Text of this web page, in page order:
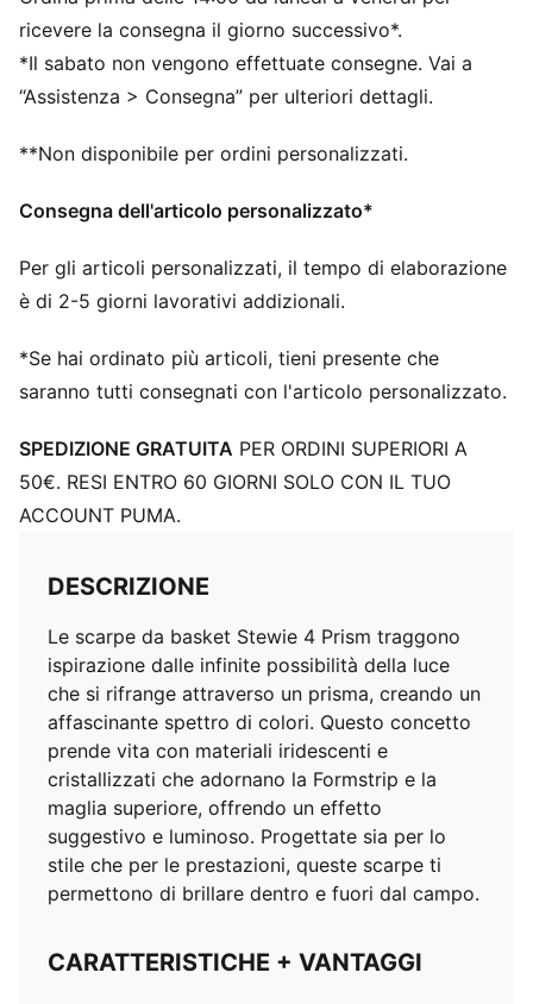
Larghezza regolare
Tomaia in mesh intrecciato ingegnerizzato
Chiusura a lacci
Costruzione tradizionale con intersuola in profoam per
un primo passo veloce
Battistrada floreale ad alta abrasione per una
maggiore trazione con mescole di gomma antiscivolo
Dettagli del marchio Breanna Stewart
Loghi PUMA
ricevere la consegna il giorno successivo*.
*Il sabato non vengono effettuate consegne. Vai a
“Assistenza > Consegna” per ulteriori dettagli.
**Non disponibile per ordini personalizzati.
Consegna dell'articolo personalizzato*
Per gli articoli personalizzati, il tempo di elaborazione
è di 2-5 giorni lavorativi addizionali.
*Se hai ordinato più articoli, tieni presente che
saranno tutti consegnati con l'articolo personalizzato.
SPEDIZIONE GRATUITA PER ORDINI SUPERIORI A
50€. RESI ENTRO 60 GIORNI SOLO CON IL TUO
ACCOUNT PUMA.
DESCRIZIONE
Le scarpe da basket Stewie 4 Prism traggono
ispirazione dalle infinite possibilità della luce
che si rifrange attraverso un prisma, creando un
affascinante spettro di colori. Questo concetto
prende vita con materiali iridescenti e
cristallizzati che adornano la Formstrip e la
maglia superiore, offrendo un effetto
suggestivo e luminoso. Progettate sia per lo
stile che per le prestazioni, queste scarpe ti
permettono di brillare dentro e fuori dal campo.
CARATTERISTICHE + VANTAGGI